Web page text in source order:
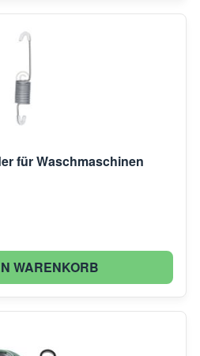
für Waschmaschinen
WARENKORB